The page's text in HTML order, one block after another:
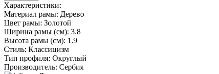
Характеристики:
Материал рамы: Дерево
Цвет рамы: Золотой
Ширина рамы (см): 3.8
Высота рамы (см): 1.9
Стиль: Классицизм
Тип профиля: Округлый
Производитель: Сербия